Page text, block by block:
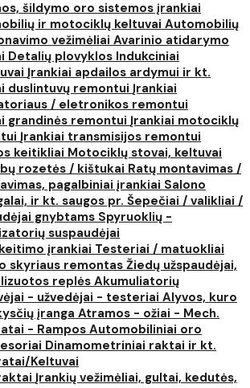
šildymo oro sistemos įrankiai
ir motociklų keltuvai Automobilių
vežimėliai Avarinio atidarymo
Detalių plovyklos Indukciniai
Įrankiai apdailos ardymui ir kt.
duslintuvų remontui Įrankiai
/ eletronikos remontui
grandinės remontui Įrankiai motociklų
Įrankiai transmisijos remontui
keitikliai Motociklų stovai, keltuvai
rozetės / kištukai Ratų montavimas /
pagalbiniai įrankiai Salono
ir kt. saugos pr. Šepečiai / valikliai /
gnybtams Spyruoklių -
suspaudėjai
įrankiai Testeriai / matuokliai
skyriaus remontas Žiedų užspaudėjai,
replės Akumuliatorių
- užvedėjai - testeriai Alyvos, kuro
įranga Atramos - ožiai - Mech.
- Rampos Automobiliniai oro
Dinamometriniai raktai ir kt.
Keltuvai
Įrankių vežimėliai, gultai, kedutės,